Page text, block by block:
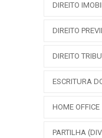
DIREITO
DIREITO
DIREITO
ESCRITURA
HOME OFFICE
PARTILHA